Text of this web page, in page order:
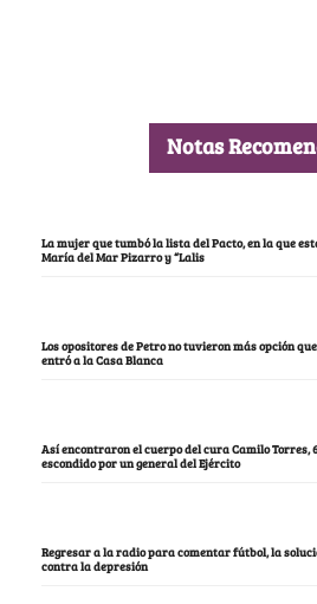
Notas
La mujer que tumbó la lista del Pacto, en la que
María del Mar Pizarro y “Lalis
Los opositores de Petro no tuvieron más opción
entró a la Casa Blanca
Así encontraron el cuerpo del cura Camilo Torres,
escondido por un general del Ejército
Regresar a la radio para comentar fútbol, la
contra la depresión